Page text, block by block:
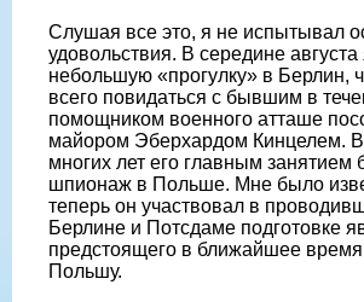
Слушая все это, я не испытывал
удовольствия. В середине
небольшую «прогулку» в Берлин,
всего повидаться с бывшим в
помощником военного атташе
майором Эберхардом Кинцелем. В
многих лет его главным
шпионаж в Польше. Мне было
теперь он участвовал в
Берлине и Потсдаме подготовке
предстоящего в ближайшее
Польшу.